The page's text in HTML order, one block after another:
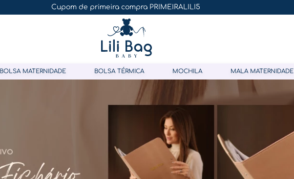
Ganhe 5% OFF no pagamento por pix!
BOLSA MATERNIDADE BOLSA TÉRMICA MOCHILA MALA MATERNIDADE